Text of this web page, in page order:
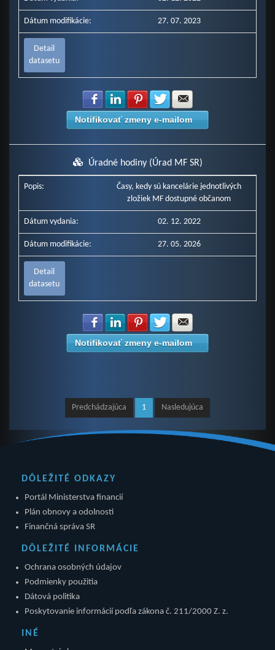
Dátum modifikácie: 27. 07. 2023
Detail
datasetu
Zdielať na Facebook
Zdielať na LinkedIn
Zdielať na Pinterest
Zdielať na Twitter
Notifikovať zmeny e-mailom
Úradné hodiny (Úrad MF SR)
Popis:
Časy, kedy sú kancelárie jednotlivých
zložiek MF dostupné občanom
Dátum vydania: 02. 12. 2022
Dátum modifikácie: 27. 05. 2026
Detail
datasetu
Zdielať na Facebook
Zdielať na LinkedIn
Zdielať na Pinterest
Zdielať na Twitter
Notifikovať zmeny e-mailom
Predchádzajúca 1 Nasledujúca
DÔLEŽITÉ ODKAZY
Portál Ministerstva financií
Plán obnovy a odolnosti
Finančná správa SR
DÔLEŽITÉ INFORMÁCIE
Ochrana osobných údajov
Podmienky použitia
Dátová politika
Poskytovanie informácií podľa zákona č. 211/2000 Z. z.
INÉ